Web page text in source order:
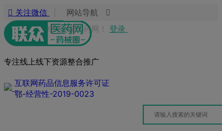
关注微信
网站导航
您好，欢迎来到联众医药网！
登录
专注线上线下资源整合推广
互联网药品信息服务许可证
鄂-经营性-2019-0023